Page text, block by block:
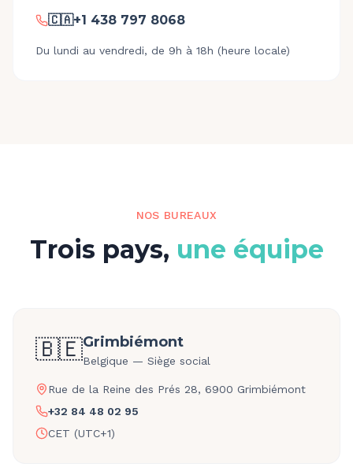
🇨🇦+1 438 797 8068
Du lundi au vendredi, de 9h à 18h (heure locale)
NOS BUREAUX
Trois pays, une équipe
🇧🇪Grimbiémont
Belgique — Siège social
Rue de la Reine des Prés 28, 6900 Grimbiémont
+32 84 48 02 95
CET (UTC+1)